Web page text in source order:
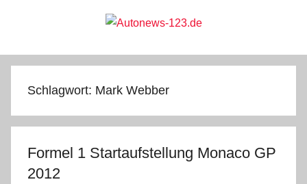
Autonews-
123.de
Schlagwort: Mark Webber
Formel 1 Startaufstellung Monaco GP
2012